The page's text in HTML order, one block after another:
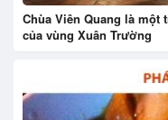
Chùa Viên Quang là
của vùng Xuân Trường